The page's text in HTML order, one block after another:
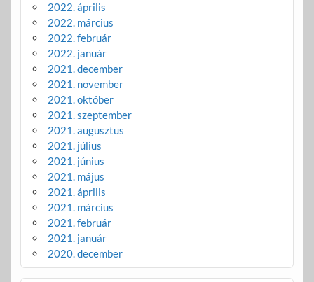
2022. április
2022. március
2022. február
2022. január
2021. december
2021. november
2021. október
2021. szeptember
2021. augusztus
2021. július
2021. június
2021. május
2021. április
2021. március
2021. február
2021. január
2020. december